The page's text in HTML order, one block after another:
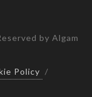
by Algam
Policy /